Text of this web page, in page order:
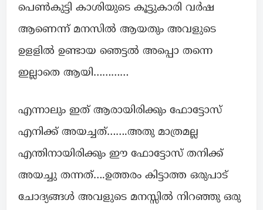
പെൺകുട്ടി കാശിയുടെ കൂട്ടുകാരി വർഷ
ആണെന്ന് മനസിൽ ആയതും അവളുടെ
ഉളളിൽ ഉണ്ടായ ഞെട്ടൽ അപ്പൊ തന്നെ
ഇല്ലാതെ ആയി…………
എന്നാലും ഇത് ആരായിരിക്കും ഫോട്ടോസ്
എനിക്ക് അയച്ചത്…….അതു മാത്രമല്ല
എന്തിനായിരിക്കും ഈ ഫോട്ടോസ് തനിക്ക്
അയച്ചു തന്നത്….ഉത്തരം കിട്ടാത്ത ഒരുപാട്
ചോദ്യങ്ങൾ അവളുടെ മനസ്സിൽ നിറഞ്ഞു ഒരു